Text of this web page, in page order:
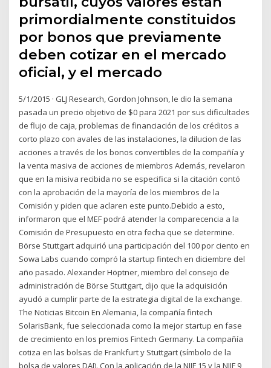
primordialmente constituidos
por bonos que previamente
deben cotizar en el mercado
oficial, y el mercado
5/1/2015 · GLJ Research, Gordon Johnson, le dio la semana
pasada un precio objetivo de $0 para 2021 por sus dificultades
de flujo de caja, problemas de financiación de los créditos a
corto plazo con avales de las instalaciones, la dilucion de las
acciones a través de los bonos convertibles de la compañía y
la venta masiva de acciones de miembros Además, revelaron
que en la misiva recibida no se especifica si la citación contó
con la aprobación de la mayoría de los miembros de la
Comisión y piden que aclaren este punto.Debido a esto,
informaron que el MEF podrá atender la comparecencia a la
Comisión de Presupuesto en otra fecha que se determine.
Börse Stuttgart adquirió una participación del 100 por ciento en
Sowa Labs cuando compró la startup fintech en diciembre del
año pasado. Alexander Höptner, miembro del consejo de
administración de Börse Stuttgart, dijo que la adquisición
ayudó a cumplir parte de la estrategia digital de la exchange.
The Noticias Bitcoin En Alemania, la compañía fintech
SolarisBank, fue seleccionada como la mejor startup en fase
de crecimiento en los premios Fintech Germany. La compañía
cotiza en las bolsas de Frankfurt y Stuttgart (símbolo de la